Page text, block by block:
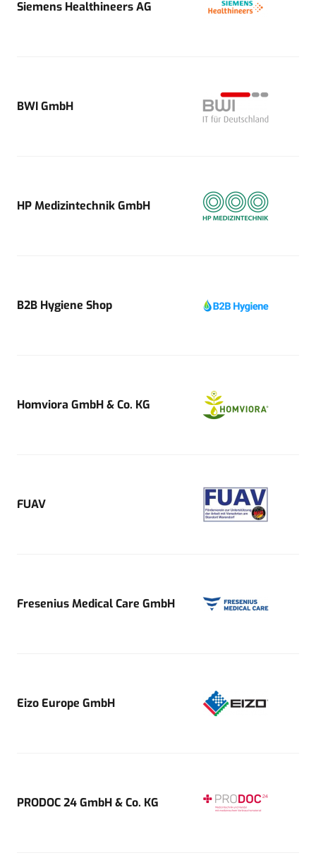
Siemens Healthineers AG
BWI GmbH
HP Medizintechnik GmbH
B2B Hygiene Shop
Homviora GmbH & Co. KG
FUAV
Fresenius Medical Care GmbH
Eizo Europe GmbH
PRODOC 24 GmbH & Co. KG